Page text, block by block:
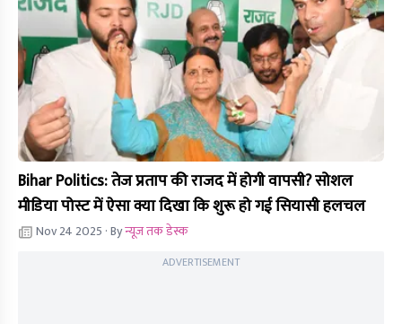
Bihar Politics: तेज प्रताप की राजद में होगी वापसी? सोशल
मीडिया पोस्ट में ऐसा क्या दिखा कि शुरू हो गई सियासी हलचल
Nov 24 2025 · Byन्यूज तक डेस्क
ADVERTISEMENT